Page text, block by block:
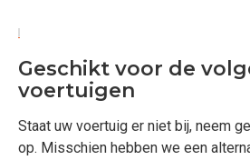
Geschikt voor de
voertuigen
Staat uw voertuig er niet bij, neem
op. Misschien hebben we een